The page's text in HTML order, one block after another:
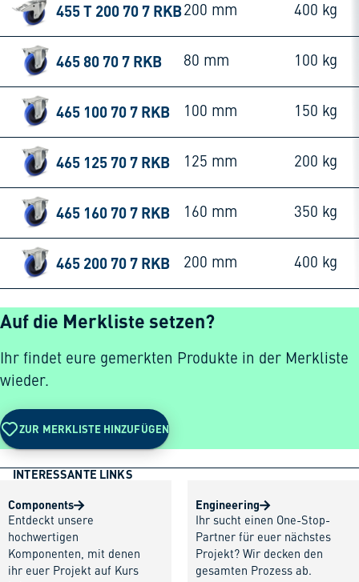
455 T 200 70 7 RKB200 mm 400 kg
465 80 70 7 RKB 80 mm 100 kg
465 100 70 7 RKB 100 mm 150 kg
465 125 70 7 RKB 125 mm 200 kg
465 160 70 7 RKB 160 mm 350 kg
465 200 70 7 RKB 200 mm 400 kg
Auf die Merkliste setzen?
Ihr findet eure gemerkten Produkte in der Merkliste
wieder.
ZUR MERKLISTE HINZUFÜGEN
INTERESSANTE LINKS
Components
Entdeckt unsere
hochwertigen
Komponenten, mit denen
ihr euer Projekt auf Kurs
Engineering
Ihr sucht einen One-Stop-
Partner für euer nächstes
Projekt? Wir decken den
gesamten Prozess ab.